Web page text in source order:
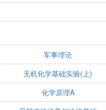
军事理论
无机化学基础实验(上)
化学原理A